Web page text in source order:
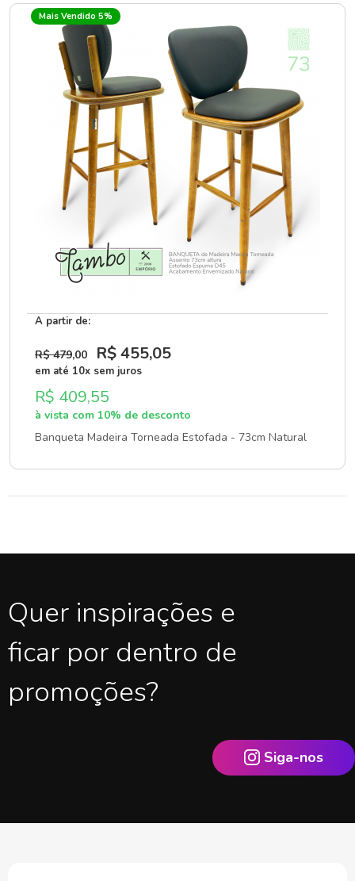
Mais Vendido 5%
A partir de:
R$ 479,00 R$ 455,05
em até 10x sem juros
R$ 409,55
à vista com 10% de desconto
Banqueta Madeira Torneada Estofada - 73cm Natural
Quer inspirações e
ficar por dentro de
promoções?
Siga-nos